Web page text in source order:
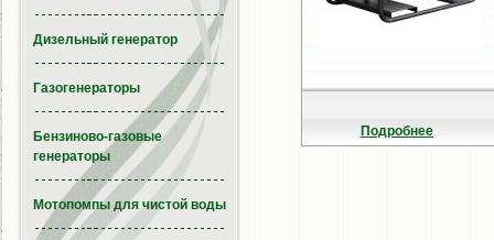
Подробнее
Дизельный генератор
Газогенераторы
Бензиново-газовые
генераторы
Мотопомпы для чистой воды